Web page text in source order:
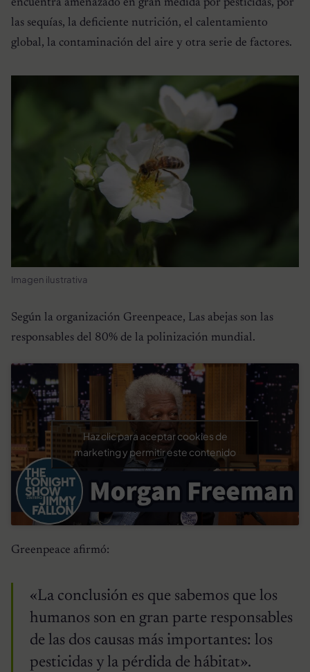
encuentra amenazado en gran medida por pesticidas, por
las sequías, la deficiente nutrición, el calentamiento
global, la contaminación del aire y otra serie de factores.
Imagen ilustrativa
Según la organización Greenpeace, Las abejas son las
responsables del 80% de la polinización mundial.
Haz clic para aceptar cookies de
marketing y permitir este contenido
Greenpeace afirmó:
«La conclusión es que sabemos que los
humanos son en gran parte responsables
de las dos causas más importantes: los
pesticidas y la pérdida de hábitat».